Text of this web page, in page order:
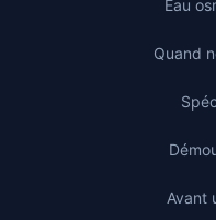
Eau
Quand
Avant